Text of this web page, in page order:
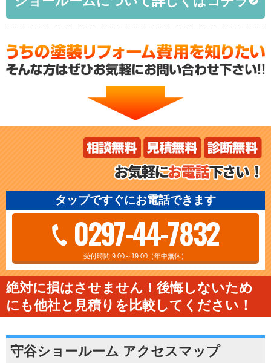
タップですぐにお電話できます
0297-44-7832
受付時間 9:00～19:00（年中無休）
絶対に損はさせません！後悔しないため
にも他社と見積りを比較してください！
守谷ショールーム アクセスマップ